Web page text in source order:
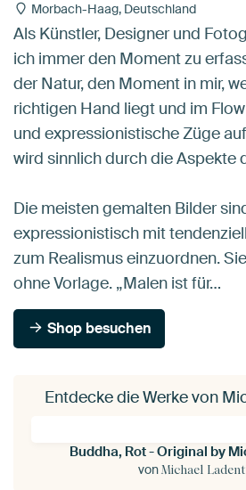
Morbach-Haag, Deutschland
Als Künstler, Designer und
ich immer den Moment zu
der Natur, den Moment in mir,
richtigen Hand liegt und im
und expressionistische Züge
wird sinnlich durch die Aspekte
Die meisten gemalten Bilder
expressionistisch mit
zum Realismus einzuordnen.
ohne Vorlage. „Malen ist für…
Shop besuchen
Entdecke die Werke von
vonMichael